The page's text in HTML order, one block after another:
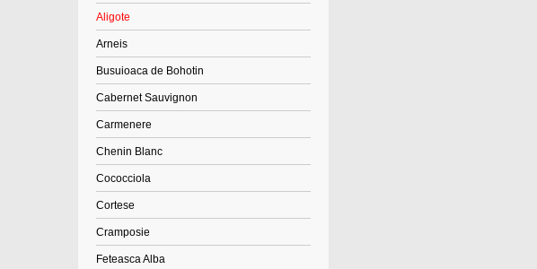
Aligote
Arneis
Busuioaca de Bohotin
Cabernet Sauvignon
Carmenere
Chenin Blanc
Cococciola
Cortese
Cramposie
Feteasca Alba